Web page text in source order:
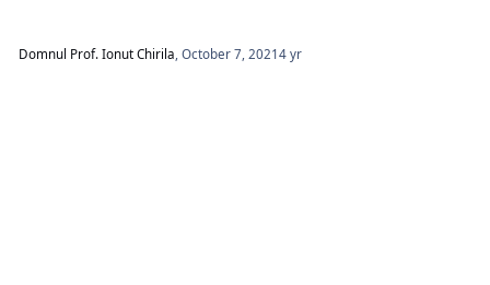
Domnul Prof. Ionut Chirila, October 7, 20214 yr